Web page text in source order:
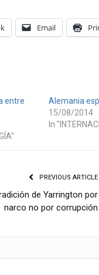
Email
entre
Alemania
15/08/2014
In
PREVIOUS ARTICLE
de Yarrington por
narco no por corrupción